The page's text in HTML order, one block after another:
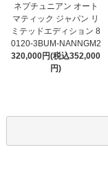
ネプチュニアン オート
マティック ジャパン リ
ミテッドエディション 8
0120-3BUM-NANNGM2
320,000円(税込352,000
円)